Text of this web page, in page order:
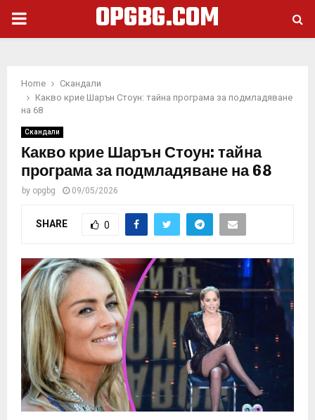
PRIMARY
OPGBG.COM
Home
Скандали
Какво крие Шарън Стоун: тайна програма за подмладяване
на 68
Скандали
Какво крие Шарън Стоун: тайна
програма за подмладяване на 68
by opgbg 09/05/2026
SHARE 0